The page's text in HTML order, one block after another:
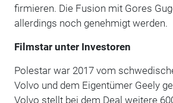
firmieren. Die Fusion mit Gores
allerdings noch genehmigt werden.
Filmstar unter Investoren
Polestar war 2017 vom
Volvo und dem Eigentümer Geely
Volvo stellt bei dem Deal weitere